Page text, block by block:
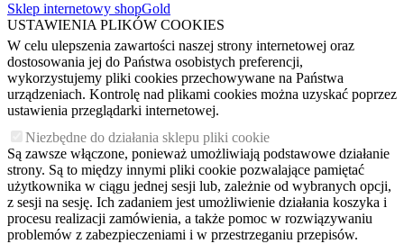
Sklep internetowy shopGold
USTAWIENIA PLIKÓW COOKIES
W celu ulepszenia zawartości naszej strony internetowej oraz
dostosowania jej do Państwa osobistych preferencji,
wykorzystujemy pliki cookies przechowywane na Państwa
urządzeniach. Kontrolę nad plikami cookies można uzyskać poprzez
ustawienia przeglądarki internetowej.
Niezbędne do działania sklepu pliki cookie
Są zawsze włączone, ponieważ umożliwiają podstawowe działanie
strony. Są to między innymi pliki cookie pozwalające pamiętać
użytkownika w ciągu jednej sesji lub, zależnie od wybranych opcji,
z sesji na sesję. Ich zadaniem jest umożliwienie działania koszyka i
procesu realizacji zamówienia, a także pomoc w rozwiązywaniu
problemów z zabezpieczeniami i w przestrzeganiu przepisów.